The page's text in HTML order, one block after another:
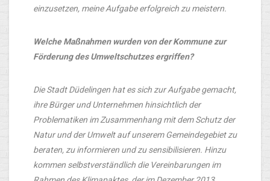
einzusetzen, meine Aufgabe erfolgreich zu meistern.
Welche Maßnahmen wurden von der Kommune zur
Förderung des Umweltschutzes ergriffen?
Die Stadt Düdelingen hat es sich zur Aufgabe gemacht,
ihre Bürger und Unternehmen hinsichtlich der
Problematiken im Zusammenhang mit dem Schutz der
Natur und der Umwelt auf unserem Gemeindegebiet zu
beraten, zu informieren und zu sensibilisieren. Hinzu
kommen selbstverständlich die Vereinbarungen im